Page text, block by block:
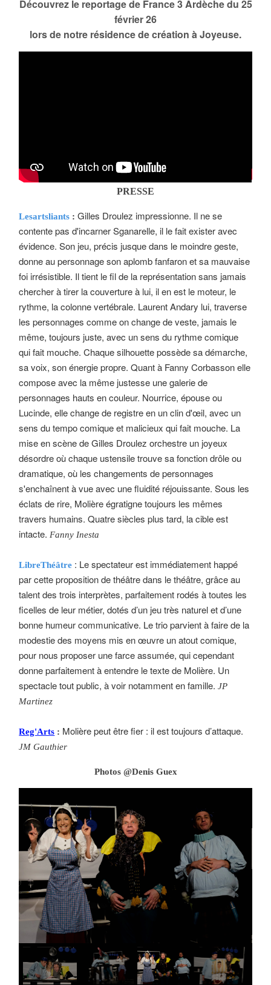
Découvrez le reportage de France 3 Ardèche du 25
février 26
lors de notre résidence de création à Joyeuse.
PRESSE
Lesartsliants :Gilles Droulez impressionne. Il ne se
contente pas d'incarner Sganarelle, il le fait exister avec
évidence. Son jeu, précis jusque dans le moindre geste,
donne au personnage son aplomb fanfaron et sa mauvaise
foi irrésistible. Il tient le fil de la représentation sans jamais
chercher à tirer la couverture à lui, il en est le moteur, le
rythme, la colonne vertébrale. Laurent Andary lui, traverse
les personnages comme on change de veste, jamais le
même, toujours juste, avec un sens du rythme comique
qui fait mouche. Chaque silhouette possède sa démarche,
sa voix, son énergie propre. Quant à Fanny Corbasson elle
compose avec la même justesse une galerie de
personnages hauts en couleur. Nourrice, épouse ou
Lucinde, elle change de registre en un clin d'œil, avec un
sens du tempo comique et malicieux qui fait mouche. La
mise en scène de Gilles Droulez orchestre un joyeux
désordre où chaque ustensile trouve sa fonction drôle ou
dramatique, où les changements de personnages
s'enchaînent à vue avec une fluidité réjouissante. Sous les
éclats de rire, Molière égratigne toujours les mêmes
travers humains. Quatre siècles plus tard, la cible est
intacte. Fanny Inesta
LibreThéâtre : Le spectateur est immédiatement happé
par cette proposition de théâtre dans le théâtre, grâce au
talent des trois interprètes, parfaitement rodés à toutes les
ficelles de leur métier, dotés d’un jeu très naturel et d’une
bonne humeur communicative. Le trio parvient à faire de la
modestie des moyens mis en œuvre un atout comique,
pour nous proposer une farce assumée, qui cependant
donne parfaitement à entendre le texte de Molière. Un
spectacle tout public, à voir notamment en famille.JP
Martinez
Reg'Arts : Molière peut être fier : il est toujours d’attaque.
JM Gauthier
Photos @Denis Guex